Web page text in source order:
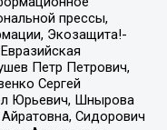
прессы,
Экозащита!-
Петр Петрович,
Сергей
Юрьевич, Шнырова
Сидорович